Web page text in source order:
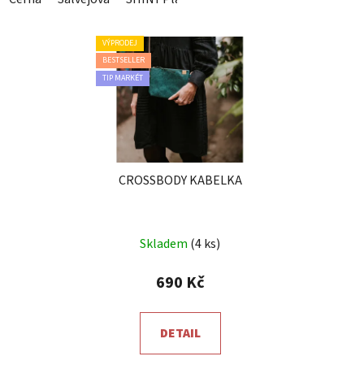
VÝPRODEJ
BESTSELLER
TIP MARKÉT
CROSSBODY KABELKA
hodnocení
produktu
5,0
z
Skladem (4 ks)
690 Kč
DETAIL